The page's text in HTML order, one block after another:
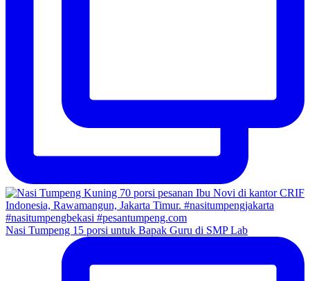
Nasi Tumpeng 15 porsi untuk Bapak Guru di SMP Lab